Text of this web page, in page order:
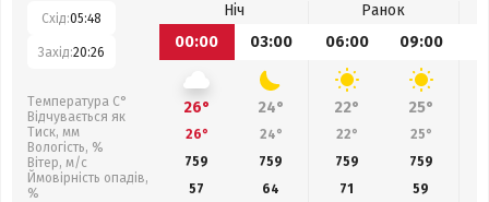
Схід:05:48
Захід:20:26
Температура С°
Відчувається як
Тиск, мм
Вологість, %
Вітер, м/с
Ймовірність опадів,
%
Ніч
Ранок
00:00
03:00 06:00 09:00
26° 24° 22° 25°
26° 24° 22° 25°
759
759 759 759
57
64 71 59